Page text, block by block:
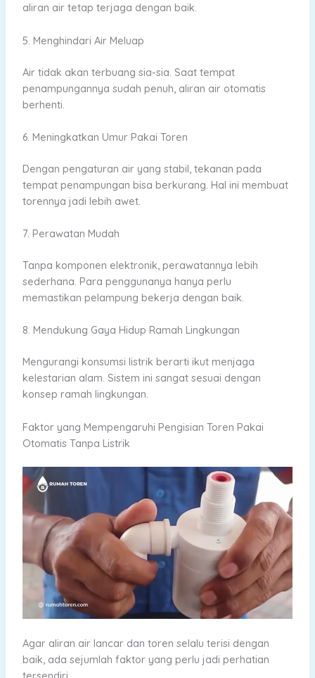
aliran air tetap terjaga dengan baik.
5. Menghindari Air Meluap
Air tidak akan terbuang sia-sia. Saat tempat
penampungannya sudah penuh, aliran air otomatis
berhenti.
6. Meningkatkan Umur Pakai Toren
Dengan pengaturan air yang stabil, tekanan pada
tempat penampungan bisa berkurang. Hal ini membuat
torennya jadi lebih awet.
7. Perawatan Mudah
Tanpa komponen elektronik, perawatannya lebih
sederhana. Para penggunanya hanya perlu
memastikan pelampung bekerja dengan baik.
8. Mendukung Gaya Hidup Ramah Lingkungan
Mengurangi konsumsi listrik berarti ikut menjaga
kelestarian alam. Sistem ini sangat sesuai dengan
konsep ramah lingkungan.
Faktor yang Mempengaruhi Pengisian Toren Pakai
Otomatis Tanpa Listrik
Agar aliran air lancar dan toren selalu terisi dengan
baik, ada sejumlah faktor yang perlu jadi perhatian